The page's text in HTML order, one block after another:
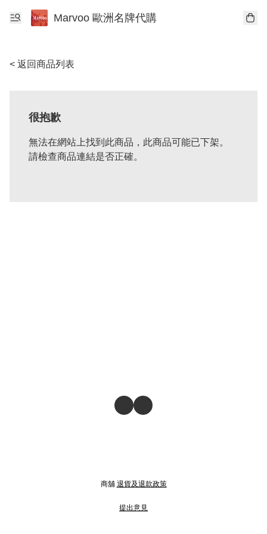
Marvoo 歐洲名牌代購
< 返回商品列表
很抱歉
無法在網站上找到此商品，此商品可能已下架。
請檢查商品連結是否正確。
商舖 退貨及退款政策
提出意見